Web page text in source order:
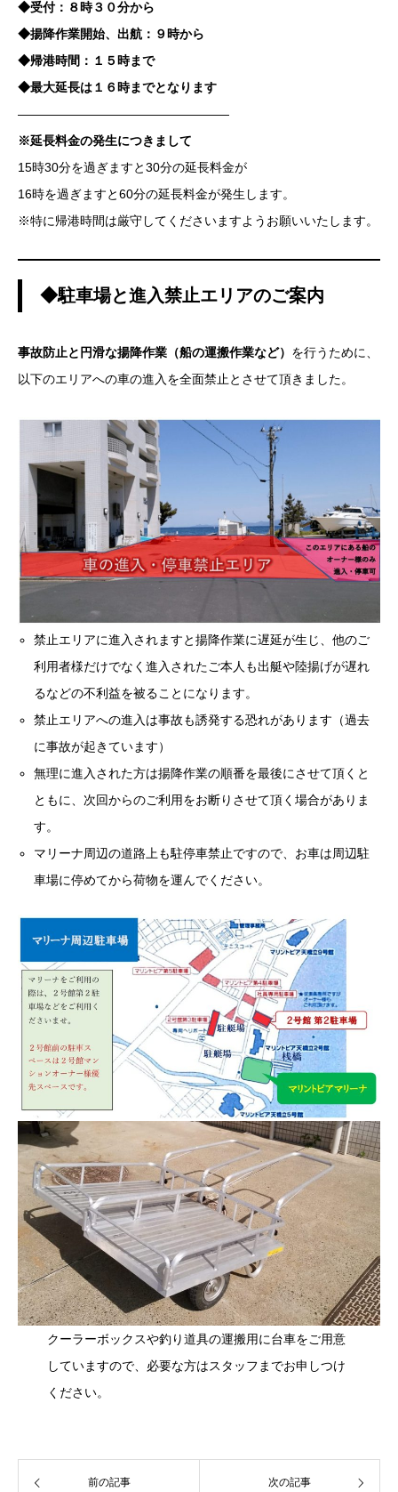
◆受付：８時３０分から
◆揚降作業開始、出航：９時から
◆帰港時間：１５時まで
◆最大延長は１６時までとなります
—————————————————
※延長料金の発生につきまして
15時30分を過ぎますと30分の延長料金が
16時を過ぎますと60分の延長料金が発生します。
※特に帰港時間は厳守してくださいますようお願いいたします。
◆駐車場と進入禁止エリアのご案内
事故防止と円滑な揚降作業（船の運搬作業など） を行うために、
以下のエリアへの車の進入を全面禁止とさせて頂きました。
禁止エリアに進入されますと揚降作業に遅延が生じ、他のご
利用者様だけでなく進入されたご本人も出艇や陸揚げが遅れ
るなどの不利益を被ることになります。
禁止エリアへの進入は事故も誘発する恐れがあります（過去
に事故が起きています）
無理に進入された方は揚降作業の順番を最後にさせて頂くと
ともに、次回からのご利用をお断りさせて頂く場合がありま
す。
マリーナ周辺の道路上も駐停車禁止ですので、お車は周辺駐
車場に停めてから荷物を運んでください。
クーラーボックスや釣り道具の運搬用に台車をご用意
していますので、必要な方はスタッフまでお申しつけ
ください。
前の記事 次の記事